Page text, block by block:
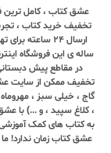
عشق کتاب ، کامل ترین
تخفیف خرید کتاب ،
ارسال ٢٤
ساله ی این فروشگاه
در مقاطع پیش
تخفیف ممکن از سایت
گاج ، خیلی سبز ، مهروماه
، کلاغ سپید ، و ...) با
به کتاب های کمک
عشق کتاب زمان ندارد!